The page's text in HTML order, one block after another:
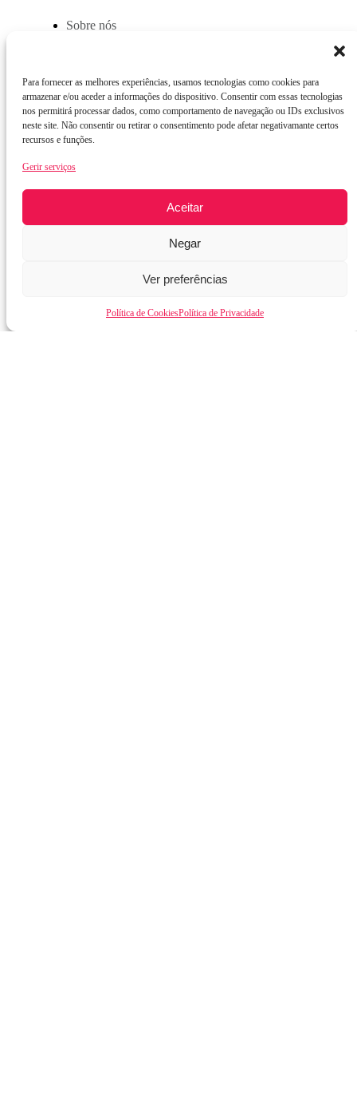
Para fornecer as melhores experiências, usamos tecnologias como cookies para
armazenar e/ou aceder a informações do dispositivo. Consentir com essas tecnologias
nos permitirá processar dados, como comportamento de navegação ou IDs exclusivos
neste site. Não consentir ou retirar o consentimento pode afetar negativamante certos
recursos e funções.
Gerir serviços
Aceitar
Negar
Ver preferências
Política de CookiesPolítica de Privacidade
Sobre nós
Informações